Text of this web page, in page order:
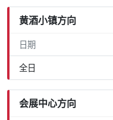
黄酒小镇方向
日期
全日
会展中心方向